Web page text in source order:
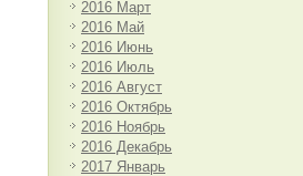
2016 Март
2016 Май
2016 Июнь
2016 Июль
2016 Август
2016 Октябрь
2016 Ноябрь
2016 Декабрь
2017 Январь